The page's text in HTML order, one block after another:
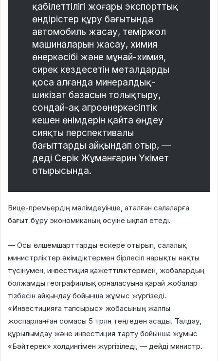
қабілеттілігі жоғары экспорттық
өндірістер құру бағытында
автомобиль жасау, теміржол
машиналарын жасау, химия
өнеркәсібі және мұнай-химия,
сирек кездесетін металдарды
қоса алғанда минералдық-
шикізат базасын толықтыру,
сондай-ақ агроөнеркәсіптік
кешен өнімдерін қайта өңдеу
сияқты перспективалы
бағыттарды айқындап отыр, —
деді Серік Жұманғарин Үкімет
отырысында.
Вице-премьердің мәлімдеуінше, аталған салаларға
бағыт бұру экономиканың өсуіне ықпал етеді.
— Осы өлшемшарттарды ескере отырып, салалық
министрліктер әкімдіктермен бірлесіп нарықты нақты
түсінумен, инвестиция қажеттіліктерімен, жобалардың
болжамды географиялық орналасуына қарай жобалар
тізбесін айқындау бойынша жұмыс жүргізеді.
«Инвестицияға тапсырыс» жобасының жалпы
жоспарланған сомасы 5 трлн теңгеден асады. Талдау,
құрылымдау және инвестиция тарту бойынша жұмыс
«Бәйтерек» холдингімен жүргізіледі, — дейді министр.